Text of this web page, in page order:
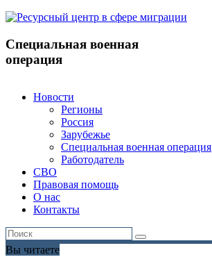
Специальная военная
операция
Новости
Регионы
Россия
Зарубежье
Специальная военная операция
Работодатель
СВО
Правовая помощь
О нас
Контакты
Вы читаете